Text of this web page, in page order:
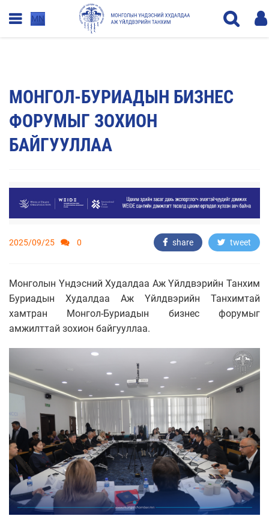
MN
МОНГОЛ-БУРИАДЫН БИЗНЕС
ФОРУМЫГ ЗОХИОН
БАЙГУУЛЛАА
2025/09/25 0 share tweet
Монголын Үндэсний Худалдаа Аж Үйлдвэрийн Танхим
Буриадын Худалдаа Аж Үйлдвэрийн Танхимтай
хамтран Монгол-Буриадын бизнес форумыг
амжилттай зохион байгууллаа.